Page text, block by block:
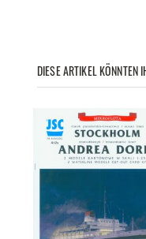
DIESE ARTIKEL KÖNNTEN